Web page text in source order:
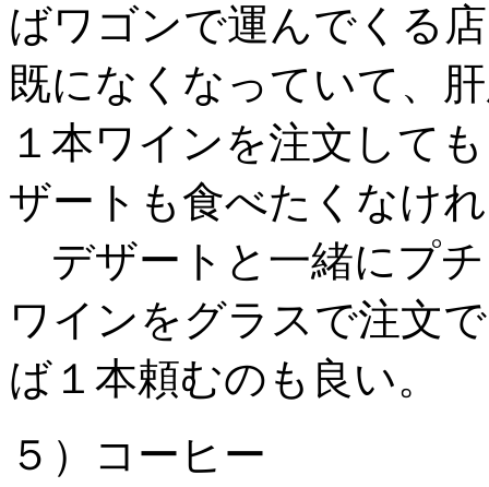
ばワゴンで運んでくる
既になくなっていて、
１本ワインを注文して
ザートも食べたくなけ
デザートと一緒にプ
ワインをグラスで注文
ば１本頼むのも良い。
５）コーヒー